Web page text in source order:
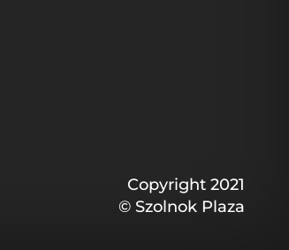
Copyright 2021
© Szolnok Plaza